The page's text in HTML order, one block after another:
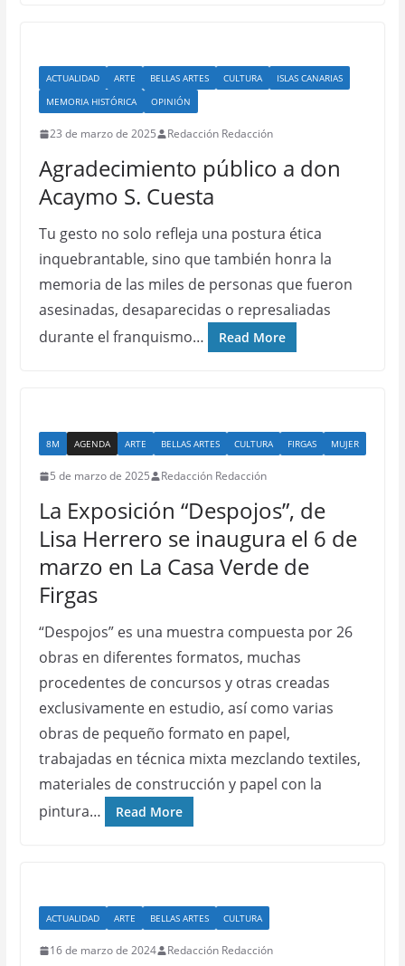
ACTUALIDAD ARTE BELLAS ARTES CULTURA
ISLAS CANARIAS
MEMORIA HISTÓRICA
OPINIÓN
23 de marzo de 2025 Redacción Redacción
Agradecimiento público a don
Acaymo S. Cuesta
Tu gesto no solo refleja una postura ética
inquebrantable, sino que también honra la
memoria de las miles de personas que fueron
asesinadas, desaparecidas o represaliadas
durante el franquismo…
Read More
8M AGENDA ARTE BELLAS ARTES CULTURA FIRGAS MUJER
5 de marzo de 2025 Redacción Redacción
La Exposición “Despojos”, de
Lisa Herrero se inaugura el 6 de
marzo en La Casa Verde de
Firgas
“Despojos” es una muestra compuesta por 26
obras en diferentes formatos, muchas
procedentes de concursos y otras creadas
exclusivamente en estudio, así como varias
obras de pequeño formato en papel,
trabajadas en técnica mixta mezclando textiles,
materiales de construcción y papel con la
pintura…
Read More
ACTUALIDAD ARTE BELLAS ARTES CULTURA
16 de marzo de 2024 Redacción Redacción